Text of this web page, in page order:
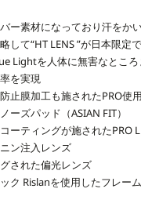
ー素材になっており汗をか
して“HT LENS ”が日本限定
Lightを人体に無害なとこ
を実現
止膜加工も施されたPRO使用
ーズパッド（ASIAN FIT）
ーティングが施されたPRO
ン注入レンズ
された偏光レンズ
ク Rislanを使用したフレーム